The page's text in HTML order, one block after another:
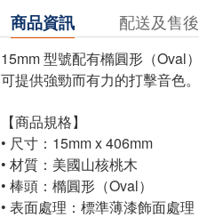
商品資訊 配送及售
15mm 型號配有橢圓形（Oval
可提供強勁而有力的打擊音色。
【商品規格】
• 尺寸：15mm x 406mm
•​​​​​​​ 材質：美國山核桃木
• ​​​​​​​棒頭：橢圓形（Oval）
•​​​​​​​ 表面處理：標準薄漆飾面處理